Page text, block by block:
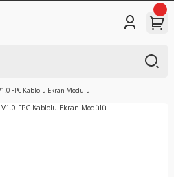
FPC Kablolu Ekran Modülü